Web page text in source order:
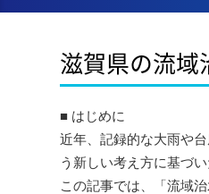
滋賀県の流域
■ はじめに
近年、記録的な大雨や
う新しい考え方に基づ
この記事では、「流域